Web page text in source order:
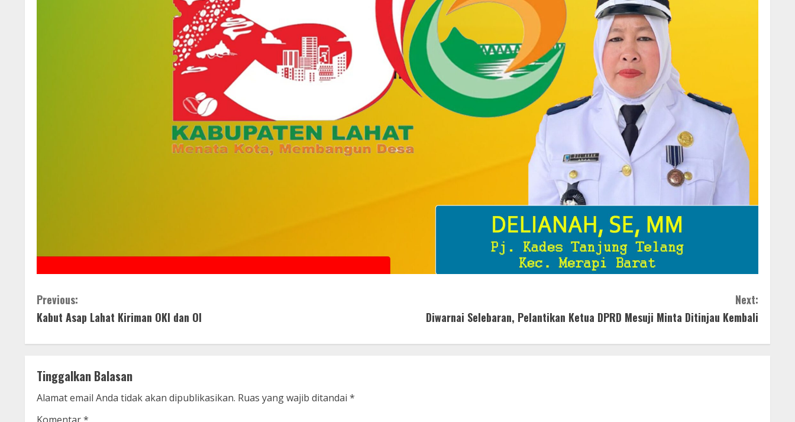
C
o
n
t
i
Previous:
Kabut Asap Lahat Kiriman OKI dan OI
Next:
Diwarnai Selebaran, Pelantikan Ketua DPRD Mesuji Minta Ditinjau Kembali
Tinggalkan Balasan
Alamat email Anda tidak akan dipublikasikan. Ruas yang wajib ditandai *
Komentar*